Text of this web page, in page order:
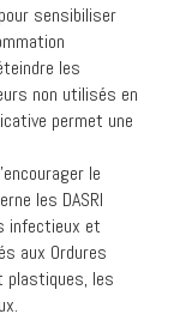
sensibiliser
les
non utilisés en
permet une
le
les DASRI
infectieux et
aux Ordures
plastiques, les